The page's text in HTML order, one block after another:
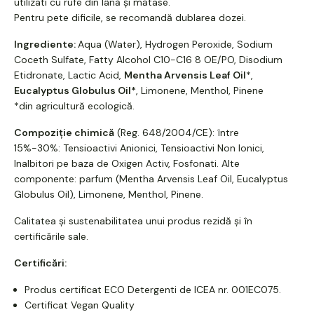
Pentru pete dificile, se recomandă dublarea dozei.
Ingrediente:Aqua (Water), Hydrogen Peroxide, Sodium
Coceth Sulfate, Fatty Alcohol C10-C16 8 OE/PO, Disodium
Etidronate, Lactic Acid, Mentha Arvensis Leaf Oil*,
Eucalyptus Globulus Oil*, Limonene, Menthol, Pinene
*din agricultură ecologică.
Compoziție chimică (Reg. 648/2004/CE): între
15%-30%: Tensioactivi Anionici, Tensioactivi Non Ionici,
Inalbitori pe baza de Oxigen Activ, Fosfonati. Alte
componente: parfum (Mentha Arvensis Leaf Oil, Eucalyptus
Globulus Oil), Limonene, Menthol, Pinene.
Calitatea și sustenabilitatea unui produs rezidă și în
certificările sale.
Certificări:
Produs certificat ECO Detergenti de ICEA nr. 001EC075.
Certificat Vegan Quality